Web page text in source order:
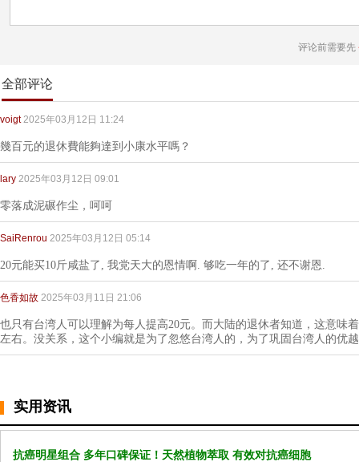
评论前需要先
全部评论
voigt 2025年03月12日 11:24
幾百元的退休費能夠達到小康水平嗎？
lary 2025年03月12日 09:01
零落成泥碾作尘，呵呵
SaiRenrou 2025年03月12日 05:14
20元能买10斤咸盐了, 我党天大的恩情啊. 够吃一年的了, 还不谢恩.
色香如故 2025年03月11日 21:06
也只有台湾人可以理解为每人提高20元。而大陆的退休者知道，这意味
左右。没关系，这个小编就是为了忽悠台湾人的，为了巩固台湾人的优
实用资讯
抗癌明星组合 多年口碑保证！天然植物萃取 有效对抗癌细胞